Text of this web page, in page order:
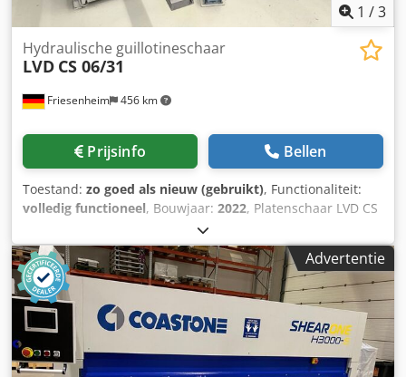
1 /3
Friesenheim 456 km
Hydraulische guillotineschaar
LVD CS 06/31
Prijsinfo Bellen
Toestand: zo goed als nieuw (gebruikt), Functionaliteit:
volledig functioneel, Bouwjaar: 2022, Platenschaar LVD CS
06/31 Fabrikant: LVD Type: CS 31/6 Bouwjaar: 9/2022 Staat:
gebruikt, als nieuw Cedszmimqspfx Alxjrf Aanvullende
informatie op aanvraag.
Advertentie